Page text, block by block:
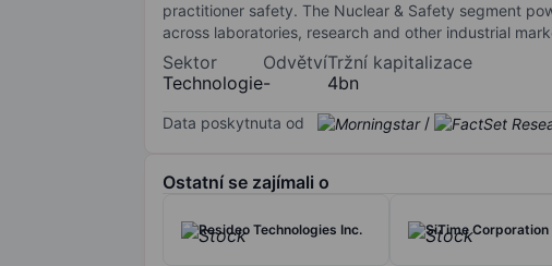
practitioner safety. The Nuclear & Safety segment
across laboratories, research and other industrial
Sektor
Technologie
Odvětví
-
Tržní kapitalizace
4bn
Data poskytnuta od /
Ostatní se zajímali o
Resideo Technologies Inc. SiTime Corporation